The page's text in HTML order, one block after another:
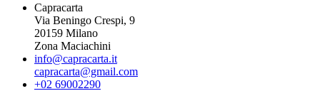
Capracarta
Via Beningo Crespi, 9
20159 Milano
Zona Maciachini
info@capracarta.it
capracarta@gmail.com
+02 69002290